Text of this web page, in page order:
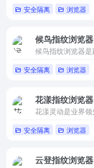
安全隔离 浏览器
候鸟指纹浏览器
安全隔离 浏览器
花漾指纹浏览器
安全隔离 浏览器
云登指纹浏览器